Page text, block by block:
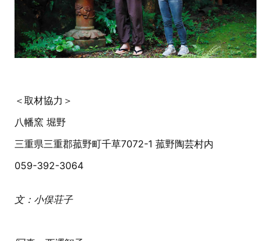
＜取材協力＞
八幡窯 堀野
三重県三重郡菰野町千草7072-1 菰野陶芸村内
059-392-3064
文：小俣荘子